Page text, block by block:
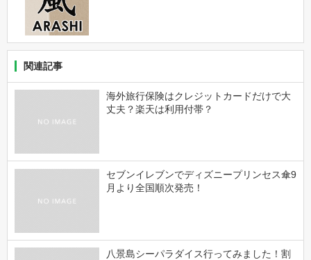
関連記事
海外旅行保険はクレジットカードだけで大
丈夫？楽天は利用付帯？
セブンイレブンでディズニープリンセス傘9
月より全国順次発売！
八景島シーパラダイス行ってみました！割